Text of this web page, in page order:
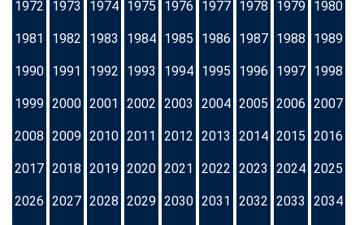
1972 1973 1974 1975 1976 1977 1978 1979 1980
1981 1982 1983 1984 1985 1986 1987 1988 1989
1990 1991 1992 1993 1994 1995 1996 1997 1998
1999 2000 2001 2002 2003 2004 2005 2006 2007
2008 2009 2010 2011 2012 2013 2014 2015 2016
2017 2018 2019 2020 2021 2022 2023 2024 2025
2026 2027 2028 2029 2030 2031 2032 2033 2034